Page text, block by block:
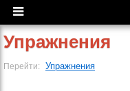
Упражнения
Перейти: Упражнения